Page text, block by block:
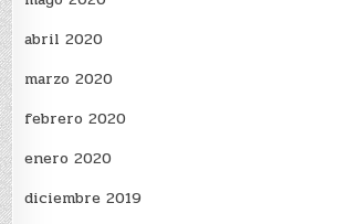
abril 2020
marzo 2020
febrero 2020
enero 2020
diciembre 2019